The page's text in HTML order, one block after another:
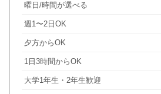
曜日/時間が選べる
週1〜2日OK
夕方からOK
1日3時間からOK
大学1年生・2年生歓迎